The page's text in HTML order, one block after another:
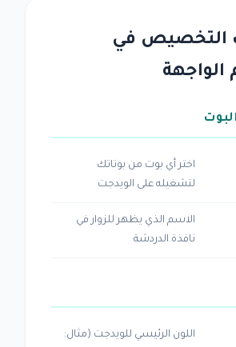
التخصيص في
اختر أي بوت من بوتاتك
لتشغيله على الويدجت
الاسم الذي يظهر للزوار في
نافذة الدردشة
اللون الرئيسي للويدجت (مثال: